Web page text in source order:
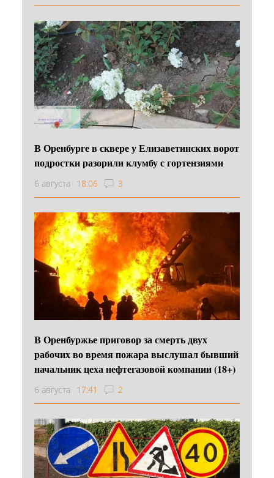
В Оренбурге в сквере у Елизаветинских ворот
подростки разорили клумбу с гортензиями
6 августа 18:06 3
В Оренбуржье приговор за смерть двух
рабочих во время пожара выслушал бывший
начальник цеха нефтегазовой компании (18+)
6 августа 17:41 2